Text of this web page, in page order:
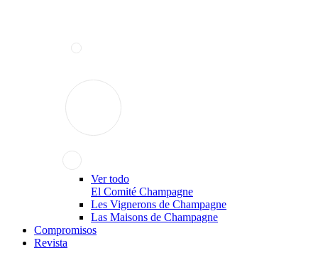
Ver todo
El Comité Champagne
Les Vignerons de Champagne
Las Maisons de Champagne
Compromisos
Revista